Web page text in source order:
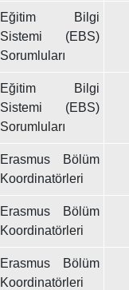
Eğitim Bilgi
Sistemi (EBS)
Sorumluları
Eğitim Bilgi
Sistemi (EBS)
Sorumluları
Erasmus Bölüm
Koordinatörleri
Erasmus Bölüm
Koordinatörleri
Erasmus Bölüm
Koordinatörleri